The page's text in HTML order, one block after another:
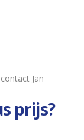
prijs?